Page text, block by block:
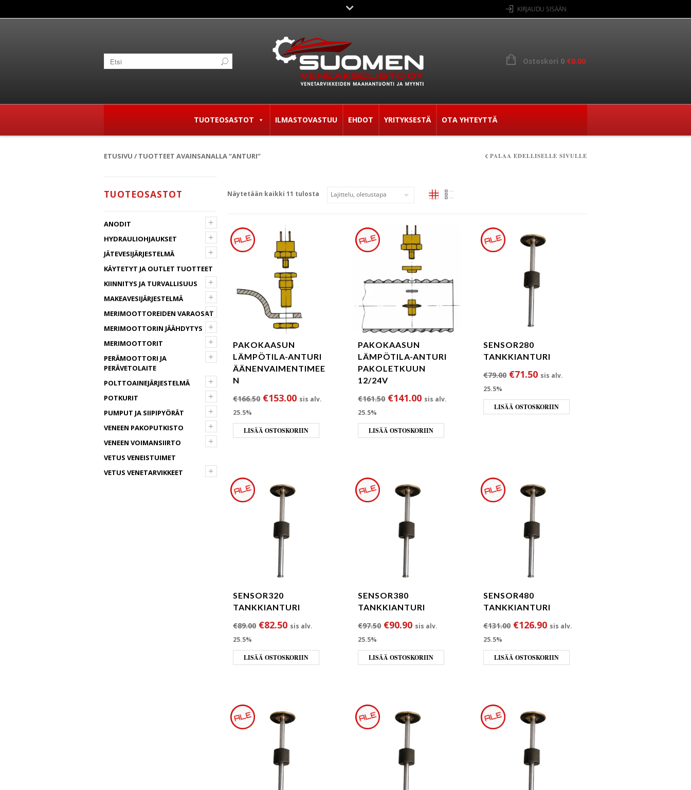
KIRJAUDU SISÄÄN
Ostoskori 0 €0.00
TUOTEOSASTOT ILMASTOVASTUU EHDOT YRITYKSESTÄ OTA YHTEYTTÄ
ETUSIVU / TUOTTEET AVAINSANALLA “ANTURI” PALAA EDELLISELLE SIVULLE
TUOTEOSASTOT
+
ANODIT
+
HYDRAULIOHJAUKSET
+
JÄTEVESIJÄRJESTELMÄ
KÄYTETYT JA OUTLET TUOTTEET
+
KIINNITYS JA TURVALLISUUS
+
MAKEAVESIJÄRJESTELMÄ
+
MERIMOOTTOREIDEN VARAOSAT
+
MERIMOOTTORIN JÄÄHDYTYS
+
MERIMOOTTORIT
+
PERÄMOOTTORI JA
PERÄVETOLAITE
+
POLTTOAINEJÄRJESTELMÄ
+
POTKURIT
+
PUMPUT JA SIIPIPYÖRÄT
+
VENEEN PAKOPUTKISTO
+
VENEEN VOIMANSIIRTO
VETUS VENEISTUIMET
+
VETUS VENETARVIKKEET
Näytetään kaikki 11 tulosta
PAKOKAASUN
LÄMPÖTILA-ANTURI
ÄÄNENVAIMENTIMEE
N
€166.50 Alkuperäinen hinta oli: €166.50.
€153.00Nykyinen hinta on: €153.00.
sis alv.
25.5%
LISÄÄ OSTOSKORIIN
PAKOKAASUN
LÄMPÖTILA-ANTURI
PAKOLETKUUN
12/24V
€161.50 Alkuperäinen hinta oli: €161.50.
€141.00Nykyinen hinta on: €141.00.
sis alv.
25.5%
LISÄÄ OSTOSKORIIN
SENSOR280
TANKKIANTURI
€79.00 Alkuperäinen hinta oli: €79.00.
€71.50Nykyinen hinta on: €71.50.
sis alv.
25.5%
LISÄÄ OSTOSKORIIN
SENSOR320
TANKKIANTURI
€89.00 Alkuperäinen hinta oli: €89.00.
€82.50Nykyinen hinta on: €82.50.
sis alv.
25.5%
LISÄÄ OSTOSKORIIN
SENSOR380
TANKKIANTURI
€97.50 Alkuperäinen hinta oli: €97.50.
€90.90Nykyinen hinta on: €90.90.
sis alv.
25.5%
LISÄÄ OSTOSKORIIN
SENSOR480
TANKKIANTURI
€131.00 Alkuperäinen hinta oli: €131.00.
€126.90Nykyinen hinta on: €126.90.
sis alv.
25.5%
LISÄÄ OSTOSKORIIN